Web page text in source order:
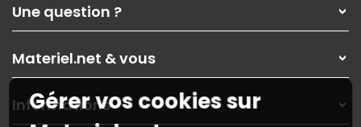
Nos services
Les magasins Materiel.net
Nos solutions pour les pros
Contactez-nous
Une question ?
Paiement, livraison
Garanties,Pack Zen
SAV, demander un retour
Informations
Materiel.net & vous
On répare votre PC portable
On rachète votre carte graphique
Informations
Gérer vos cookies sur